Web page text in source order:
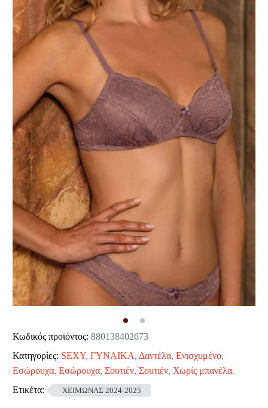
Κωδικός προϊόντος: 880138402673
Κατηγορίες: SEXY, ΓΥΝΑΙΚΑ, Δαντέλα, Ενισχυμένο,
Εσώρουχα, Εσώρουχα, Σουτιέν, Σουτιέν, Χωρίς μπανέλα.
Ετικέτα:
ΧΕΙΜΩΝΑΣ 2024-2025